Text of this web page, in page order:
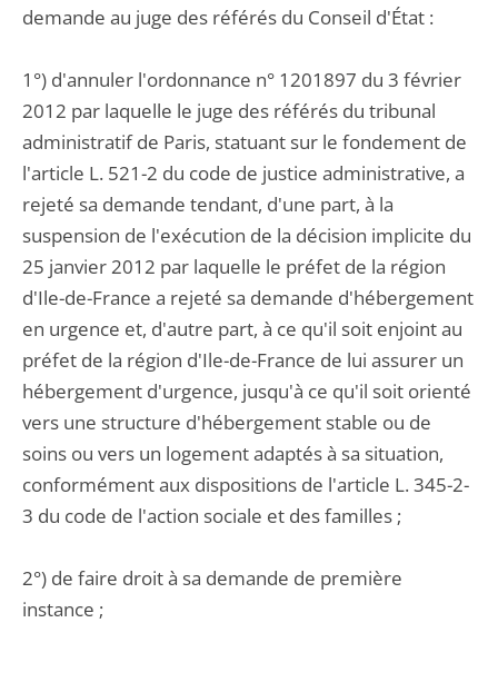
demande au juge des référés du Conseil d'État :
1°) d'annuler l'ordonnance n° 1201897 du 3 février
2012 par laquelle le juge des référés du tribunal
administratif de Paris, statuant sur le fondement de
l'article L. 521-2 du code de justice administrative, a
rejeté sa demande tendant, d'une part, à la
suspension de l'exécution de la décision implicite du
25 janvier 2012 par laquelle le préfet de la région
d'Ile-de-France a rejeté sa demande d'hébergement
en urgence et, d'autre part, à ce qu'il soit enjoint au
préfet de la région d'Ile-de-France de lui assurer un
hébergement d'urgence, jusqu'à ce qu'il soit orienté
vers une structure d'hébergement stable ou de
soins ou vers un logement adaptés à sa situation,
conformément aux dispositions de l'article L. 345-2-
3 du code de l'action sociale et des familles ;
2°) de faire droit à sa demande de première
instance ;